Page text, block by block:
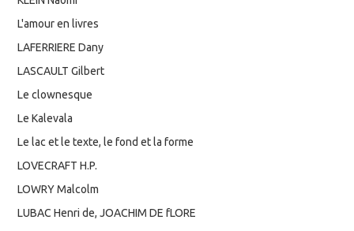
L'amour en livres
LAFERRIERE Dany
LASCAULT Gilbert
Le clownesque
Le Kalevala
Le lac et le texte, le fond et la forme
LOVECRAFT H.P.
LOWRY Malcolm
LUBAC Henri de, JOACHIM DE fLORE